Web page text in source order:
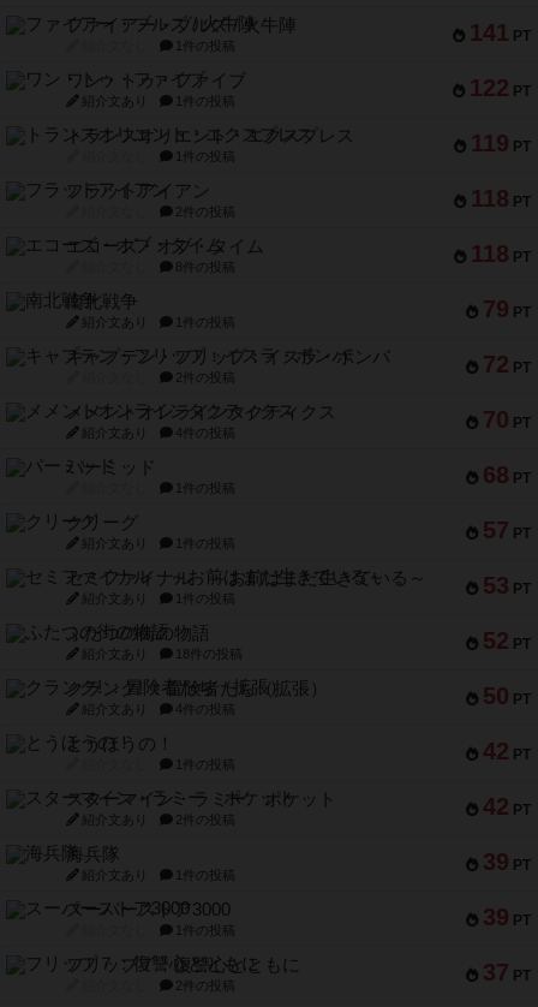
141 PT
ファイアー・ブルズ / 火牛陣
1件の投稿
122 PT
ワン・トゥ・ファイブ
紹介文あり 1件の投稿
119 PT
トランスオリエント・エクスプレス
1件の投稿
118 PT
フラットアイアン
2件の投稿
118 PT
エコーズ・オブ・タイム
8件の投稿
79 PT
南北戦争
紹介文あり 1件の投稿
72 PT
キャプテン・フリップ：イスラ・ボンバ
2件の投稿
70 PT
メメントオンラインタクティクス
紹介文あり 4件の投稿
68 PT
パーミッド
1件の投稿
57 PT
クリーグ
紹介文あり 1件の投稿
53 PT
セミファイナル ～お前はまだ生きている～
紹介文あり 1件の投稿
52 PT
ふたつの街の物語
紹介文あり 18件の投稿
50 PT
クランク! ：冒険者たち（拡張）
紹介文あり 4件の投稿
42 PT
とうほうの！
1件の投稿
42 PT
スターマイン・ラミー ポケット
紹介文あり 2件の投稿
39 PT
海兵隊
紹介文あり 1件の投稿
39 PT
スーパーストア3000
1件の投稿
37 PT
フリップ７：復讐心とともに
2件の投稿